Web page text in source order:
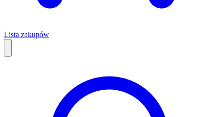
Lista zakupów